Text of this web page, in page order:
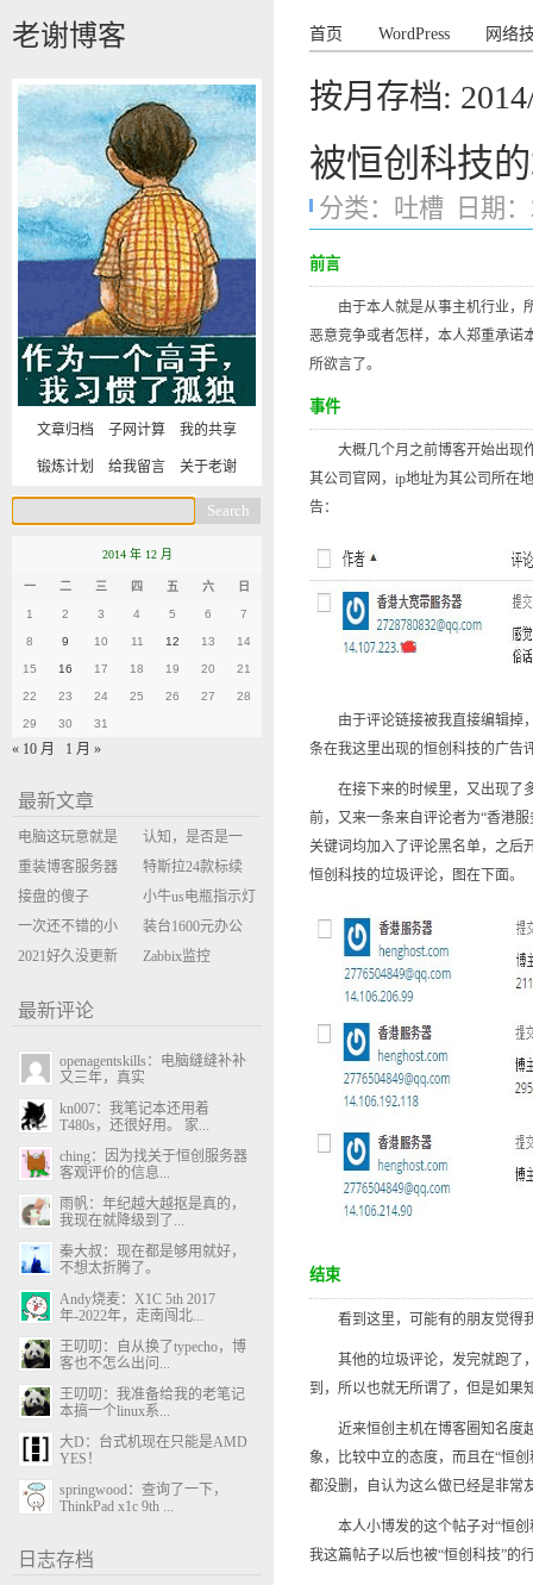
老谢博客 首页 WordPress 网络
按月存档:
被恒创科技
分类： 吐槽 日期
前言
由于本人就是从事主机行业，所
恶意竞争或者怎样，本人郑重承诺
所欲言了。
事件
大概几个月之前博客开始出现作
其公司官网，ip地址为其公司所在
告：
由于评论链接被我直接编辑掉，
条在我这里出现的恒创科技的广告
在接下来的时候里，又出现了多
前，又来一条来自评论者为“香港
关键词均加入了评论黑名单，之后
恒创科技的垃圾评论，图在下面。
结束
看到这里，可能有的朋友觉得我
其他的垃圾评论，发完就跑了，
到，所以也就无所谓了，但是如果
近来恒创主机在博客圈知名度越
象，比较中立的态度，而且在“恒
都没删，自认为这么做已经是非常
本人小博发的这个帖子对“恒创
我这篇帖子以后也被“恒创科技”的
文章归档 子网计算 我的共享
锻炼计划 给我留言 关于老谢
2014 年 12 月
一 二 三 四 五 六 日
1 2 3 4 5 6 7
8 9 10 11 12 13 14
15 16 17 18 19 20 21
22 23 24 25 26 27 28
29 30 31
« 10 月 1 月 »
最新文章
电脑这玩意就是
缝缝补补的事
认知，是否是一
座大山？当架构
决策变成配置清
单比价
重装博客服务器
环境
特斯拉24款标续
Model Y 2万公里
使用体验
接盘的傻子
小牛us电瓶指示灯
闪三次不上电
一次还不错的小
米售后体验
装台1600元办公
主机
2021好久没更新
Zabbix监控
最新评论
openagentskills：电脑缝缝补补
又三年，真实
kn007：我笔记本还用着
T480s，还很好用。 家...
ching：因为找关于恒创服务器
客观评价的信息...
雨帆：年纪越大越抠是真的，
我现在就降级到了...
秦大叔：现在都是够用就好，
不想太折腾了。
Andy烧麦：X1C 5th 2017
年-2022年，走南闯北...
王叨叨：自从换了typecho，博
客也不怎么出问...
王叨叨：我准备给我的老笔记
本搞一个linux系...
大D：台式机现在只能是AMD
YES！
springwood：查询了一下，
ThinkPad x1c 9th ...
日志存档